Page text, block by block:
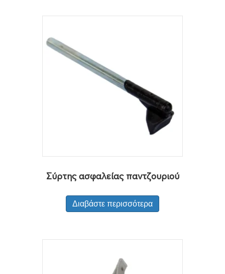
Σύρτης ασφαλείας παντζουριού
Διαβάστε περισσότερα